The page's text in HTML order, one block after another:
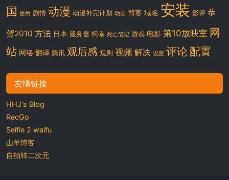
国 使用 剧情 动漫 动漫补完计划 动画 博客 域名 安装 影评 恭
贺2010 方法 日本 服务器 柯南 死亡笔记 游戏 电影 第10放映室 网
站 网络 翻译 腾讯 观后感 规则 视频 解决 设置 评论 配置
友情链接
HHJ's Blog
RecGo
Selfie 2 waifu
山羊博客
自拍转二次元